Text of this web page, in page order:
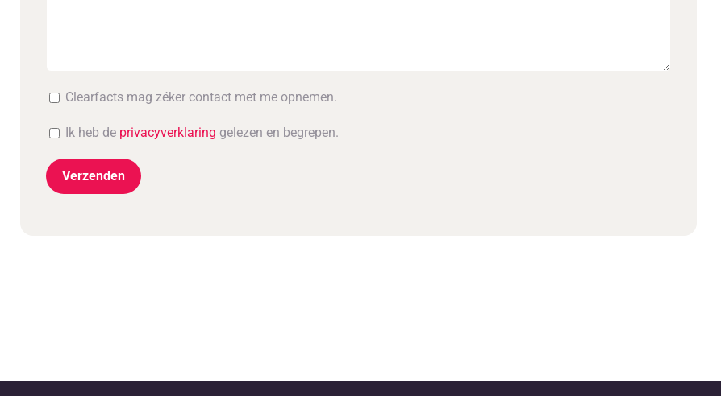
Clearfacts mag zéker contact met me opnemen.
Ik heb de privacyverklaring gelezen en begrepen.